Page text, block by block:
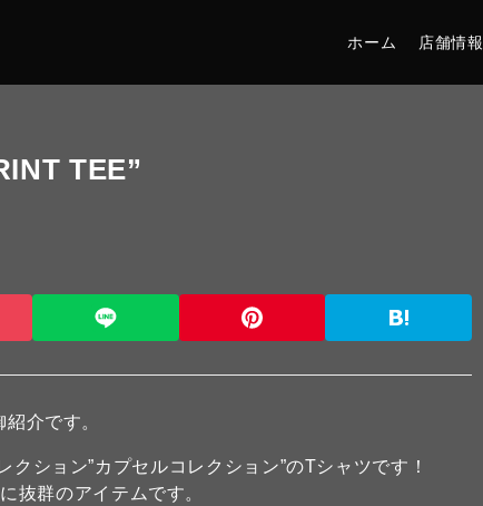
ホーム 店舗情報
TEE”
介です。
ション”カプセルコレクション”のTシャツです！
抜群のアイテムです。